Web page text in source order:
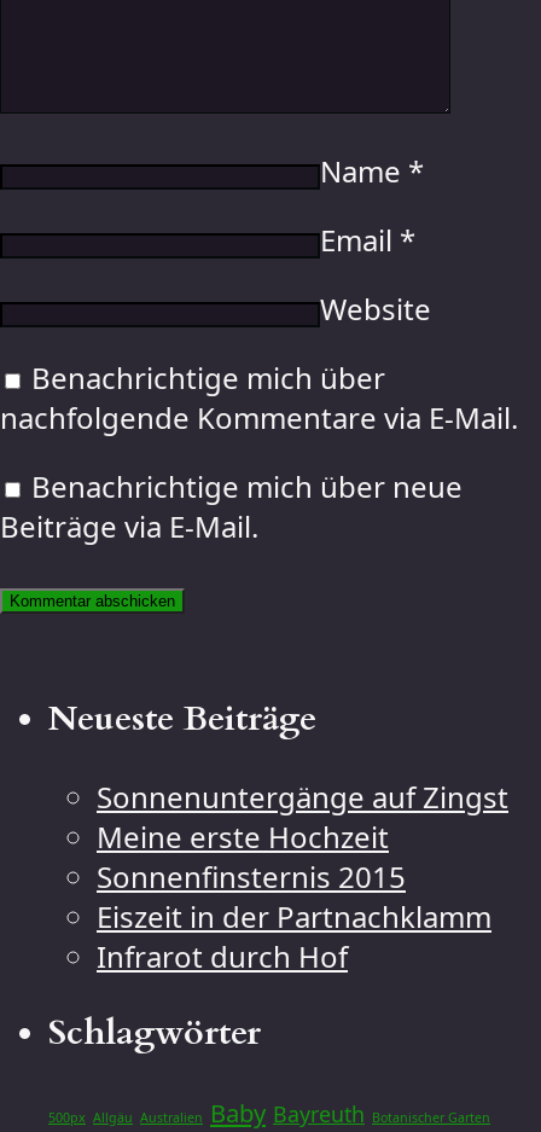
Name *
Email *
Website
Benachrichtige mich über
nachfolgende Kommentare via E-Mail.
Benachrichtige mich über neue
Beiträge via E-Mail.
Neueste Beiträge
Sonnenuntergänge auf Zingst
Meine erste Hochzeit
Sonnenfinsternis 2015
Eiszeit in der Partnachklamm
Infrarot durch Hof
Schlagwörter
500px Allgäu Australien Baby Bayreuth Botanischer Garten